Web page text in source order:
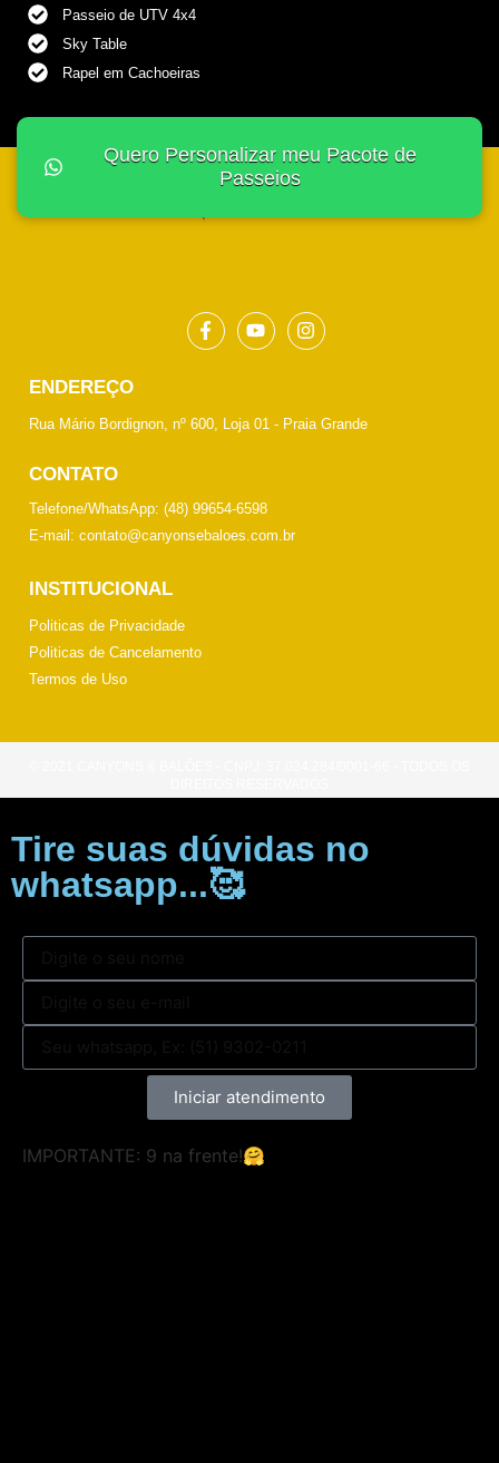
Passeio de UTV 4x4
Sky Table
Rapel em Cachoeiras
Quero Personalizar meu Pacote de
Passeios
ENDEREÇO
Rua Mário Bordignon, nº 600, Loja 01 - Praia Grande
CONTATO​
Telefone/WhatsApp: (48) 99654-6598
E-mail: contato@canyonsebaloes.com.br
INSTITUCIONAL
Politicas de Privacidade
Politicas de Cancelamento
Termos de Uso
Tire suas dúvidas no
whatsapp...🥰
Iniciar atendimento
IMPORTANTE: 9 na frente!🤗